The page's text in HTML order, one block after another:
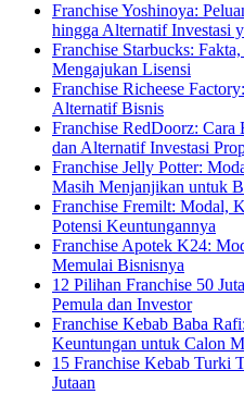
Franchise Yoshinoya:
hingga Alternatif Investasi
Franchise Starbucks:
Mengajukan Lisensi
Franchise Richeese
Alternatif Bisnis
Franchise RedDoorz: Cara
dan Alternatif Investasi
Franchise Jelly Potter:
Masih Menjanjikan untuk
Franchise Fremilt: Modal,
Potensi Keuntungannya
Franchise Apotek K24:
Memulai Bisnisnya
12 Pilihan Franchise 50
Pemula dan Investor
Franchise Kebab Baba
Keuntungan untuk Calon
15 Franchise Kebab Turki
Jutaan